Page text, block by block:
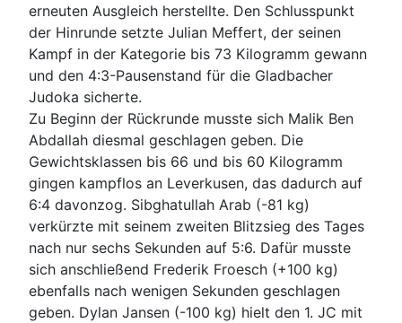
erneuten Ausgleich herstellte. Den Schlusspunkt
der Hinrunde setzte Julian Meffert, der seinen
Kampf in der Kategorie bis 73 Kilogramm gewann
und den 4:3-Pausenstand für die Gladbacher
Judoka sicherte.
Zu Beginn der Rückrunde musste sich Malik Ben
Abdallah diesmal geschlagen geben. Die
Gewichtsklassen bis 66 und bis 60 Kilogramm
gingen kampflos an Leverkusen, das dadurch auf
6:4 davonzog. Sibghatullah Arab (-81 kg)
verkürzte mit seinem zweiten Blitzsieg des Tages
nach nur sechs Sekunden auf 5:6. Dafür musste
sich anschließend Frederik Froesch (+100 kg)
ebenfalls nach wenigen Sekunden geschlagen
geben. Dylan Jansen (-100 kg) hielt den 1. JC mit